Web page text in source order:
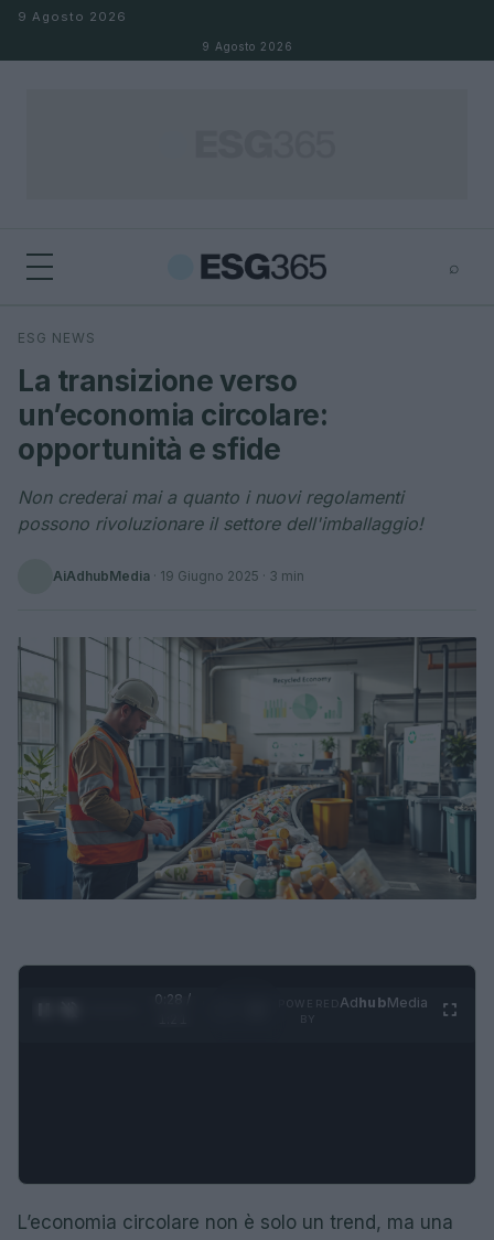
Salta al contenuto
9 Agosto 2026
9 Agosto 2026
⌕
Cerca
ESG NEWS
La transizione verso
un’economia circolare:
opportunità e sfide
Non crederai mai a quanto i nuovi regolamenti
possono rivoluzionare il settore dell'imballaggio!
AiAdhubMedia · 19 Giugno 2025 · 3 min
0:29 /
AdhubMedia
L’economia circolare non è solo un trend, ma una